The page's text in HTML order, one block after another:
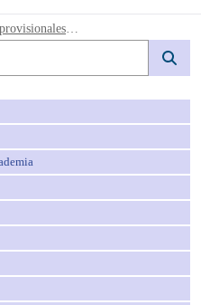
físicas - avpe